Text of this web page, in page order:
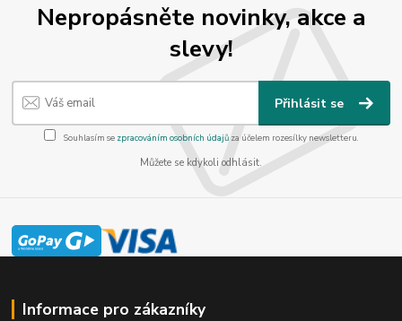
Nepropásněte novinky, akce a
slevy!
Přihlásit se
Souhlasím se zpracováním osobních údajůza účelem rozesílky newsletteru.
Můžete se kdykoli odhlásit.
Informace pro zákazníky